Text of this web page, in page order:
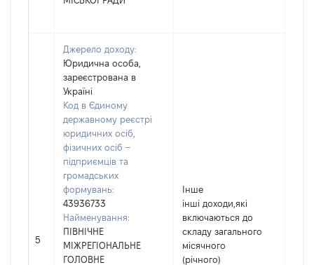
5
Джерело доходу:
Юридична особа,
зареєстрована в
Україні
Код в Єдиному
державному реєстрі
юридичних осіб,
фізичних осіб –
підприємців та
громадських
формувань:
43936733
Найменування:
ПІВНІЧНЕ
МІЖРЕГІОНАЛЬНЕ
ГОЛОВНЕ
Інше
інші доходи,які
включаються до
складу загального
місячного
(річного)